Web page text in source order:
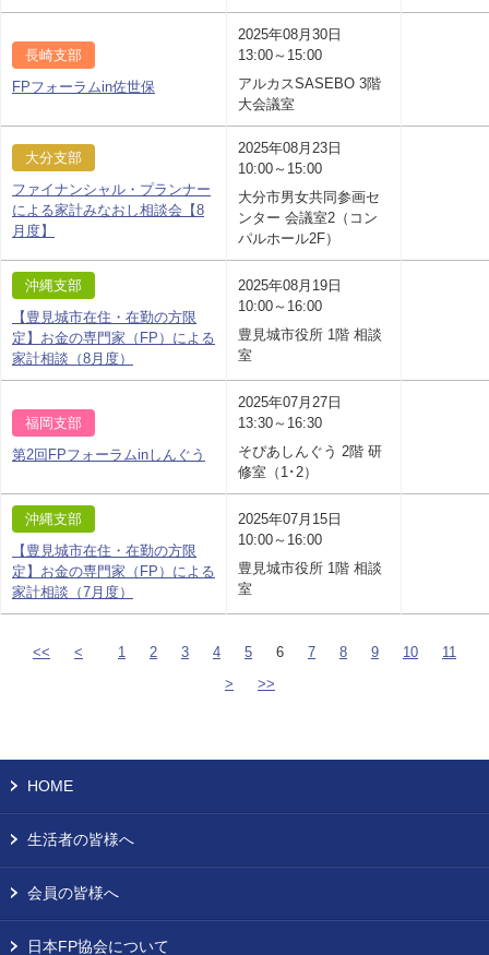
長崎支部
FPフォーラムin佐世保
2025年08月30日
13:00～15:00
アルカスSASEBO 3階
大会議室
大分支部
ファイナンシャル・プランナー
による家計みなおし相談会【8
月度】
2025年08月23日
10:00～15:00
大分市男女共同参画セ
ンター 会議室2（コン
パルホール2F）
沖縄支部
【豊見城市在住・在勤の方限
定】お金の専門家（FP）による
家計相談（8月度）
2025年08月19日
10:00～16:00
豊見城市役所 1階 相談
室
福岡支部
第2回FPフォーラムinしんぐう
2025年07月27日
13:30～16:30
そぴあしんぐう 2階 研
修室（1･2）
沖縄支部
【豊見城市在住・在勤の方限
定】お金の専門家（FP）による
家計相談（7月度）
2025年07月15日
10:00～16:00
豊見城市役所 1階 相談
室
<< < 1 2 3 4 5 6 7 8 9 10
11
>
>>
HOME
生活者の皆様へ
会員の皆様へ
日本FP協会について